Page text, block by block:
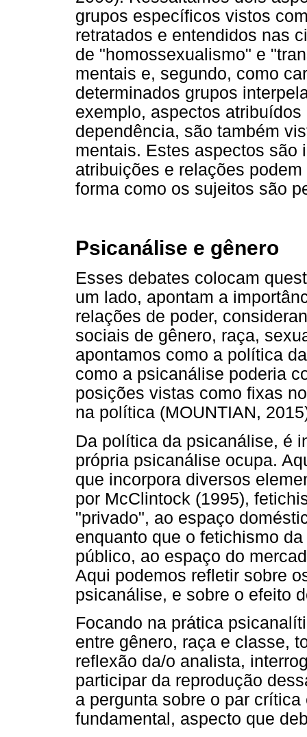
grupos específicos vistos
retratados e entendidos nas
de "homossexualismo" e
mentais e, segundo, como
determinados grupos
exemplo, aspectos
dependência, são também
mentais. Estes aspectos são
atribuições e relações
forma como os sujeitos são
Psicanálise e gênero
Esses debates colocam
um lado, apontam a
relações de poder,
sociais de gênero, raça,
apontamos como a política
como a psicanálise poderia
posições vistas como fixas
na política (MOUNTIAN,
Da política da psicanálise, é
própria psicanálise ocupa.
que incorpora diversos
por McClintock (1995),
"privado", ao espaço
enquanto que o fetichismo
público, ao espaço do
Aqui podemos refletir sobre
psicanálise, e sobre o efeito
Focando na prática
entre gênero, raça e classe,
reflexão da/o analista,
participar da reprodução
a pergunta sobre o par
fundamental, aspecto que